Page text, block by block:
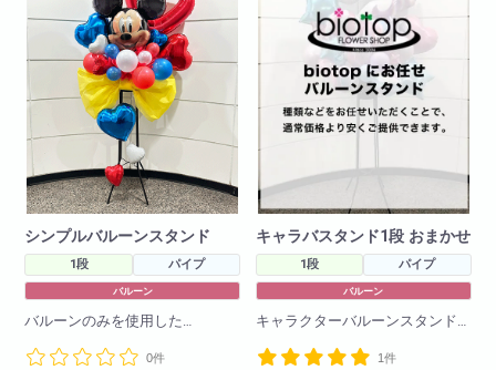
シンプルバルーンスタンド
1段 パイプ
バルーン
バルーンのみを使用した
お色やキャラクターの変更も可
0件
キャラバスタンド1段 おまかせ
1段 パイプ
バルーン
キャラクターバルーンスタンド1
や可愛い風船を使ってかわいら
1件